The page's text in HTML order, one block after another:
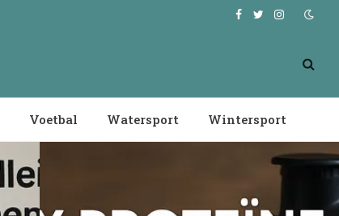
Facebook
TwitterInstagram
Voetbal Watersport Wintersport